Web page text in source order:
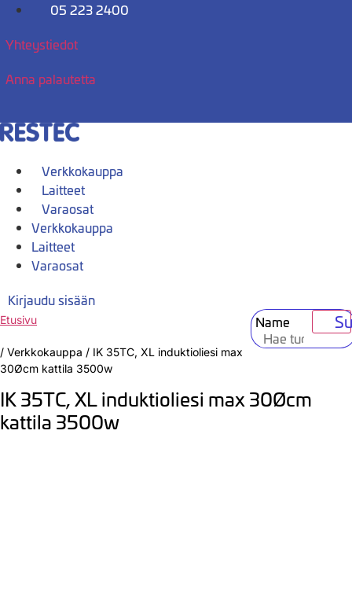
Mene
05 223 2400
Yhteystiedot
Anna palautetta
Verkkokauppa
Laitteet
Varaosat
Verkkokauppa
Laitteet
Varaosat
Kirjaudu sisään
Name
Etusivu
/ Verkkokauppa / IK 35TC, XL induktioliesi max
30Øcm kattila 3500w
IK 35TC, XL induktioliesi max 30Øcm
kattila 3500w